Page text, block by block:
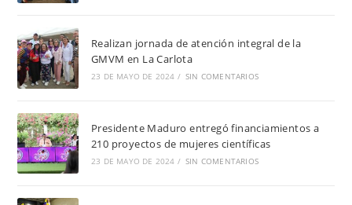
Realizan jornada de atención integral de la
GMVM en La Carlota
23 DE MAYO DE 2024 / SIN COMENTARIOS
Presidente Maduro entregó financiamientos a
210 proyectos de mujeres científicas
23 DE MAYO DE 2024 / SIN COMENTARIOS